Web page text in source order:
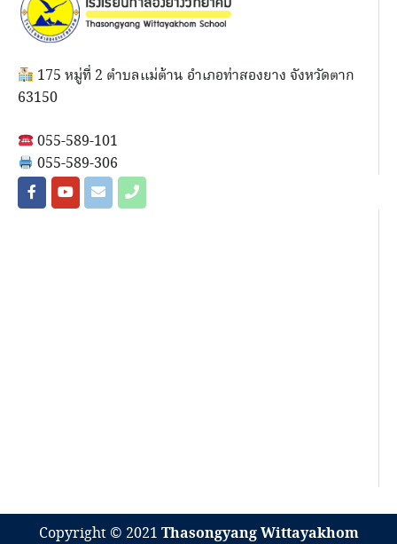
175 หมู่ที่ 2 ตำบลแม่ต้าน อำเภอท่าสองยาง จังหวัดตาก
63150
055-589-101
055-589-306
Copyright © 2021 Thasongyang Wittayakhom